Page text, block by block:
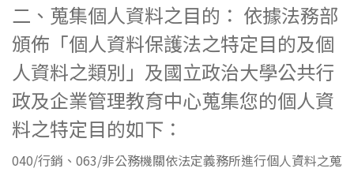
二、蒐集個人資料之目的： 依據法務部
頒佈「個人資料保護法之特定目的及個
人資料之類別」及國立政治大學公共行
政及企業管理教育中心蒐集您的個人資
料之特定目的如下：
040/行銷、063/非公務機關依法定義務所進行個人資料之蒐